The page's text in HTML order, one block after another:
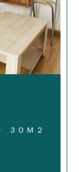
30M2